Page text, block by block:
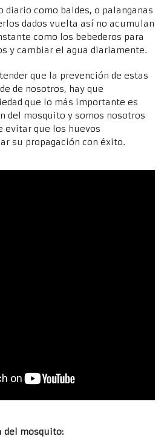
diario como baldes, o palanganas
dados vuelta así no acumulan
como los bebederos para
y cambiar el agua diariamente.
que la prevención de estas
de nosotros, hay que
que lo más importante es
del mosquito y somos nosotros
evitar que los huevos
su propagación con éxito.
del mosquito: